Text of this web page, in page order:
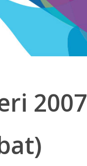
2007